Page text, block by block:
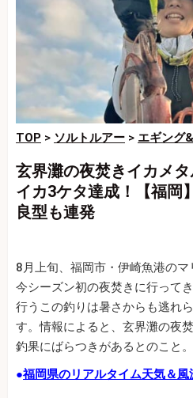
TOP > ソルトルアー > エギング
玄界灘の夜焚きイカメ
イカ3ケタ達成！【福岡
良型も連発
8月上旬、福岡市・伊崎魚港のマ
今シーズン初の夜焚きに行って
行うこの釣りは暑さからも逃れ
す。情報によると、玄界灘の夜
釣果にばらつきがあるとのこと。
●福岡県のリアルタイム天気＆風